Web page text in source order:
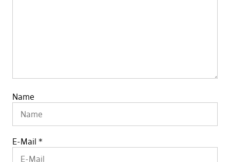
Name
E-Mail *